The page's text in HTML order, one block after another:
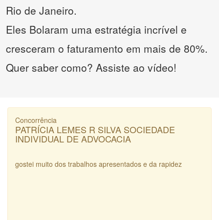
Rio de Janeiro.
Eles Bolaram uma estratégia incrível e
cresceram o faturamento em mais de 80%.
Quer saber como? Assiste ao vídeo!
Concorrência
PATRÍCIA LEMES R SILVA SOCIEDADE
INDIVIDUAL DE ADVOCACIA
gostei muito dos trabalhos apresentados e da rapidez